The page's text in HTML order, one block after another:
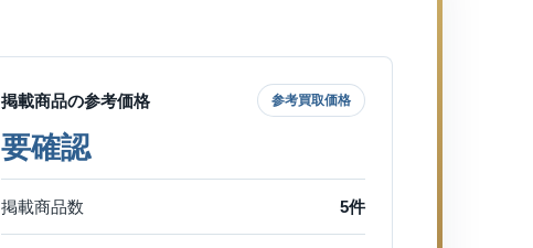
掲載商品の参考価格 参考買取価格
要確認
掲載商品数 5件